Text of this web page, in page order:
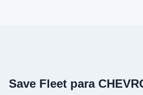
Save Fleet para